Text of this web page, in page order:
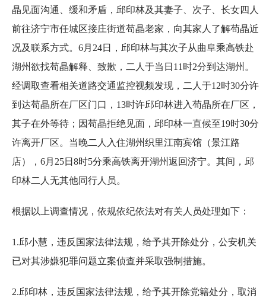
晶见面沟通、缓和矛盾，邱印林及其妻子、次子、长女四人
前往济宁市任城区接庄街道苟晶老家，向其家人了解苟晶近
况及联系方式。6月24日，邱印林与其次子从曲阜乘高铁赴
湖州欲找苟晶解释、致歉，二人于当日11时2分到达湖州。
经调取查看相关道路交通监控视频发现，二人于12时30分许
到达苟晶所在厂区门口，13时许邱印林进入苟晶所在厂区，
其子在外等待；因苟晶拒绝见面，邱印林一直候至19时30分
许离开厂区。当晚二人入住湖州织里江南宾馆（景江路
店），6月25日8时5分乘高铁离开湖州返回济宁。其间，邱
印林二人无其他同行人员。
根据以上调查情况，依规依纪依法对有关人员处理如下：
1.邱小慧，违反国家法律法规，给予其开除处分，公安机关
已对其涉嫌犯罪问题立案侦查并采取强制措施。
2.邱印林，违反国家法律法规，给予其开除党籍处分，取消